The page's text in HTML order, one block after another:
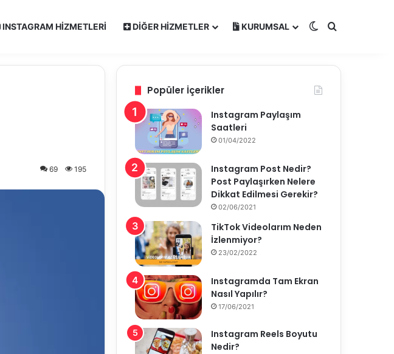
INSTAGRAM HIZMETLERI DIĞER HIZMETLER KURUMSAL Dış görünümü
Arama yap
69 195
Popüler İçerikler
Instagram Paylaşım
Saatleri
01/04/2022
Instagram Post Nedir?
Post Paylaşırken Nelere
Dikkat Edilmesi Gerekir?
02/06/2021
TikTok Videolarım Neden
İzlenmiyor?
23/02/2022
Instagramda Tam Ekran
Nasıl Yapılır?
17/06/2021
Instagram Reels Boyutu
Nedir?